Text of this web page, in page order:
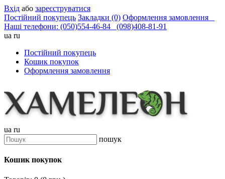
Вхід або зареєструватися
Постійний покупець Закладки (0) Оформлення замовлення
Наші телефони: (050)554-46-84 (098)408-81-91
ua ru
Постійний покупець
Кошик покупок
Оформлення замовлення
ua ru
пошук
Кошик покупок